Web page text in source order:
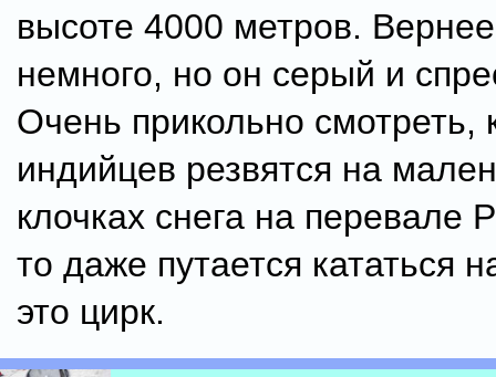
высоте 4000 метров.
немного, но он серый и
Очень прикольно смотреть,
индийцев резвятся на
клочках снега на перевале
то даже путается кататься
это цирк.